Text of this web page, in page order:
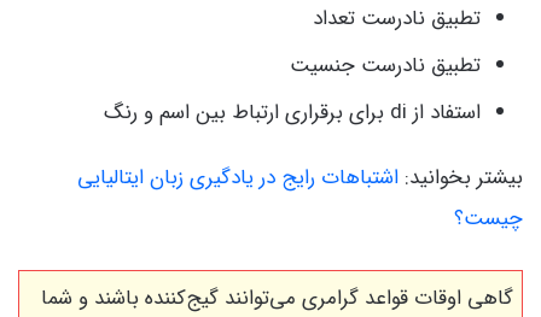
تطبیق نادرست تعداد
تطبیق نادرست جنسیت
استفاد از di برای برقراری ارتباط بین اسم و رنگ
بیشتر بخوانید: اشتباهات رایج در یادگیری زبان ایتالیایی
چیست؟
گاهی اوقات قواعد گرامری می‌توانند گیج‌کننده باشند و شما